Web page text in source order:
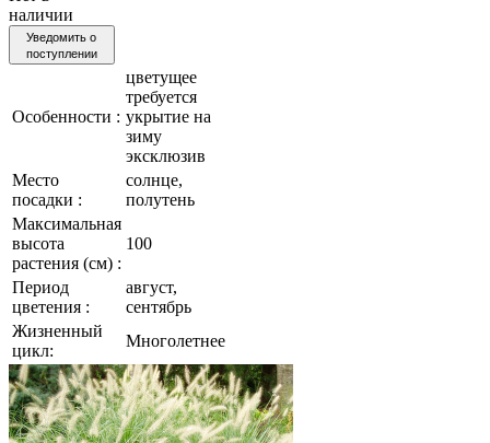
наличии
Уведомить о
поступлении
Особенности :
цветущее
требуется
укрытие на
зиму
эксклюзив
Место
посадки :
солнце,
полутень
Максимальная
высота
растения (см) :
100
Период
цветения :
август,
сентябрь
Жизненный
цикл:
Многолетнее